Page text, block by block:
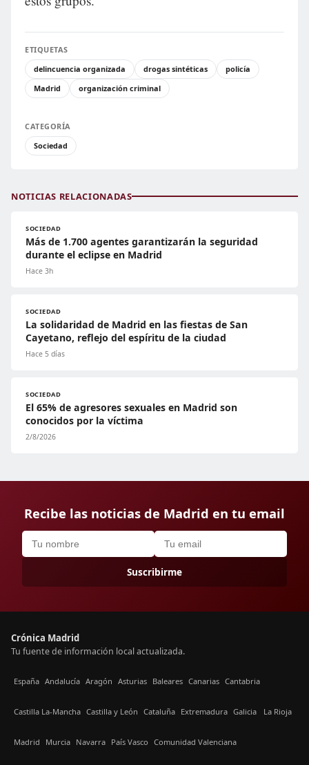
ETIQUETAS
delincuencia organizada
drogas sintéticas
policía
Madrid
organización criminal
CATEGORÍA
Sociedad
NOTICIAS RELACIONADAS
SOCIEDAD
Más de 1.700 agentes garantizarán la seguridad
durante el eclipse en Madrid
Hace 3h
SOCIEDAD
La solidaridad de Madrid en las fiestas de San
Cayetano, reflejo del espíritu de la ciudad
Hace 5 días
SOCIEDAD
El 65% de agresores sexuales en Madrid son
conocidos por la víctima
2/8/2026
Recibe las noticias de Madrid en tu email
Suscribirme
Crónica Madrid
Tu fuente de información local actualizada.
España Andalucía Aragón Asturias Baleares Canarias Cantabria
Castilla La-Mancha Castilla y León Cataluña Extremadura Galicia La Rioja
Madrid Murcia Navarra País Vasco Comunidad Valenciana